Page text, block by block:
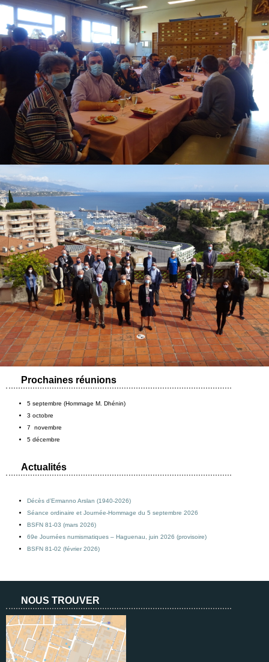
Prochaines réunions
5 septembre (Hommage M. Dhénin)
3 octobre
7 novembre
5 décembre
Actualités
Décès d’Ermanno Arslan (1940-2026)
Séance ordinaire et Journée-Hommage du 5 septembre 2026
BSFN 81-03 (mars 2026)
69e Journées numismatiques – Haguenau, juin 2026 (provisoire)
BSFN 81-02 (février 2026)
NOUS TROUVER